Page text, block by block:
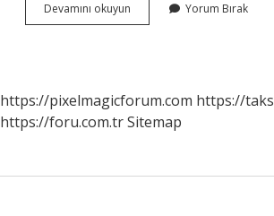
Devamını okuyun
Öncesi
Yorum Bırak
https://pixelmagicforum.com https://
https://foru.com.trSitemap